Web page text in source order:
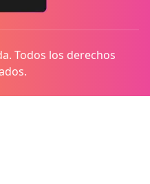
Todos los derechos